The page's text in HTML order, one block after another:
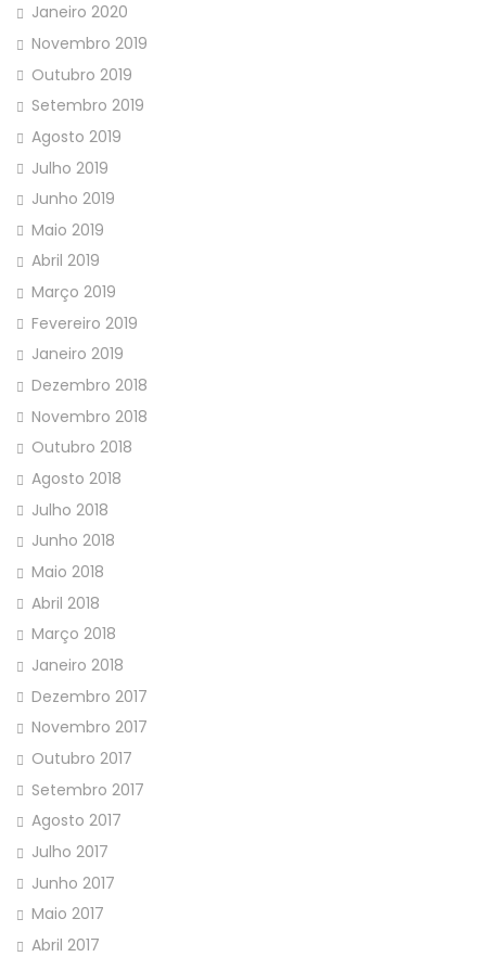
Janeiro 2020
Novembro 2019
Outubro 2019
Setembro 2019
Agosto 2019
Julho 2019
Junho 2019
Maio 2019
Abril 2019
Março 2019
Fevereiro 2019
Janeiro 2019
Dezembro 2018
Novembro 2018
Outubro 2018
Agosto 2018
Julho 2018
Junho 2018
Maio 2018
Abril 2018
Março 2018
Janeiro 2018
Dezembro 2017
Novembro 2017
Outubro 2017
Setembro 2017
Agosto 2017
Julho 2017
Junho 2017
Maio 2017
Abril 2017